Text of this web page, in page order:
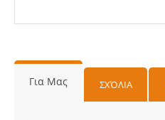
Για Μας ΣΧΌΛΙΑ